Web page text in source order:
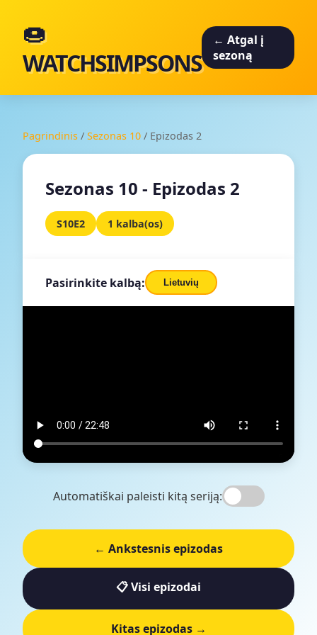
🍩
WATCHSIMPSONS
← Atgal į
sezoną
Pagrindinis / Sezonas 10 / Epizodas 2
Sezonas 10 - Epizodas 2
S10E2 1 kalba(os)
Pasirinkite kalbą: Lietuvių
Automatiškai paleisti kitą seriją:
← Ankstesnis epizodas
📋 Visi epizodai
Kitas epizodas →